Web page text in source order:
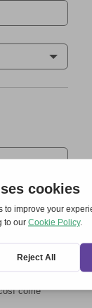
come